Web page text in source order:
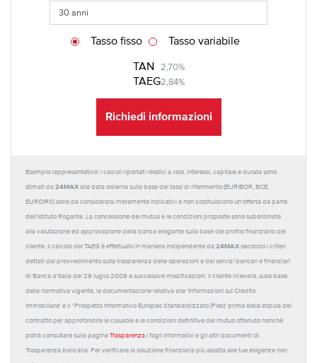
TAN 2,70%
TAEG2,84%
Tasso fisso Tasso variabile
Richiedi informazioni
Esempio rappresentativo: I calcoli riportati relativi a rate, interessi, capitale e durata sono
stimati da 24MAX alla data odierna sulla base dei tassi di riferimento (EURIBOR, BCE,
EUROIRS) sono da considerarsi meramente indicativi e non costituiscono un'offerta da parte
dell'Istituto Rogante. La concessione del mutuo e le condizioni proposte sono subordinate
alla valutazione ed approvazione della banca erogante sulla base del profilo finanziario del
cliente. Il calcolo del TAEG è effettuato in maniera indipendente da 24MAX secondo i criteri
dettati dal provvedimento sulla trasparenza delle operazioni e dei servizi bancari e finanziari
di Banca d'Italia del 29 luglio 2009 e successive modificazioni. Il cliente riceverà, sulla base
della normativa vigente, la documentazione relativa alle 'Informazioni sul Credito
Immobiliare' e il “Prospetto Informativo Europeo Standardizzato (Pies)' prima della stipula del
contratto per approfondire le clausole e le condizioni definitive del mutuo ottenuto nonché
potrà consultare sulla pagina Trasparenza i fogli informativi e gli altri documenti di
Trasparenza bancaria. Per verificare la soluzione finanziaria più adatta alle tue esigenze non